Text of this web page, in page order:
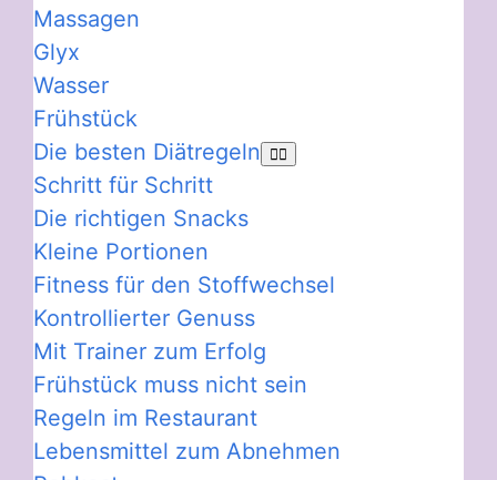
Massagen
Glyx
Wasser
Frühstück
Die besten Diätregeln
Schritt für Schritt
Die richtigen Snacks
Kleine Portionen
Fitness für den Stoffwechsel
Kontrollierter Genuss
Mit Trainer zum Erfolg
Frühstück muss nicht sein
Regeln im Restaurant
Lebensmittel zum Abnehmen